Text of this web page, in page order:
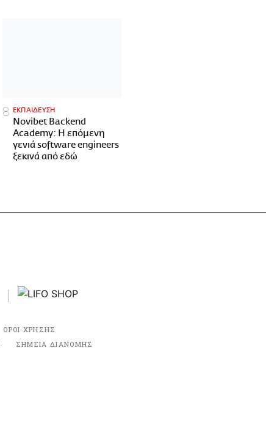
ΕΚΠΑΙΔΕΥΣΗ
Novibet Backend
Academy: Η επόμενη
γενιά software engineers
ξεκινά από εδώ
ΟΡΟΙ ΧΡΗΣΗΣ
ΣΗΜΕΙΑ ΔΙΑΝΟΜΗΣ